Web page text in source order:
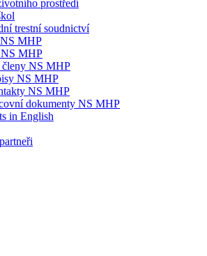
prostředí
trestní soudnictví
MHP
MHP
členy NS MHP
NS MHP
NS MHP
dokumenty NS MHP
in English